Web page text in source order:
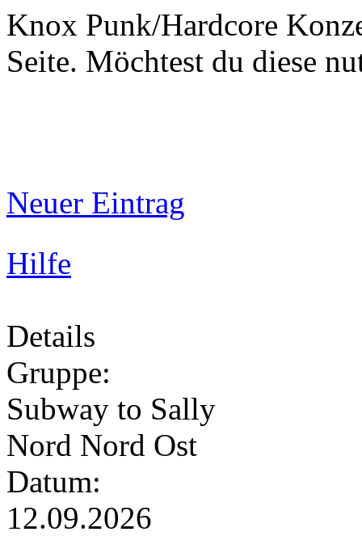
Knox Punk/Hardcore
Seite. Möchtest du diese
Neuer Eintrag
Hilfe
Details
Gruppe:
Subway to Sally
Nord Nord Ost
Datum:
12.09.2026